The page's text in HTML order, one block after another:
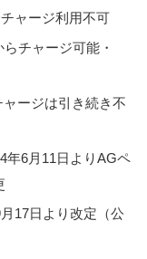
ャージ利用不可
チャージ可能・
ージは引き続き不
年6月11日よりAGペ
17日より改定（公